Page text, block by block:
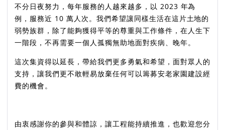
不分日夜努力，每年服務的人越來越多，以 2023 年為
例，服務近 10 萬人次。我們希望讓同樣生活在這片土地的
弱勢族群，除了能夠獲得平等的尊重與工作條件，在人生下
一階段，不再需要一個人孤獨無助地面對疾病、晚年。
這次集資得以延長，帶給我們更多勇氣和希望，面對眾人的
支持，讓我們更不敢輕易放棄任何可以籌募安老家園建設經
費的機會。
由衷感謝你的參與和體諒，讓工程能持續推進，也歡迎您分